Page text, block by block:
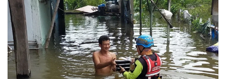
• SMEs
• หุ้น
• อินโดจีน
• กองทุนรวม
• Celeb Online